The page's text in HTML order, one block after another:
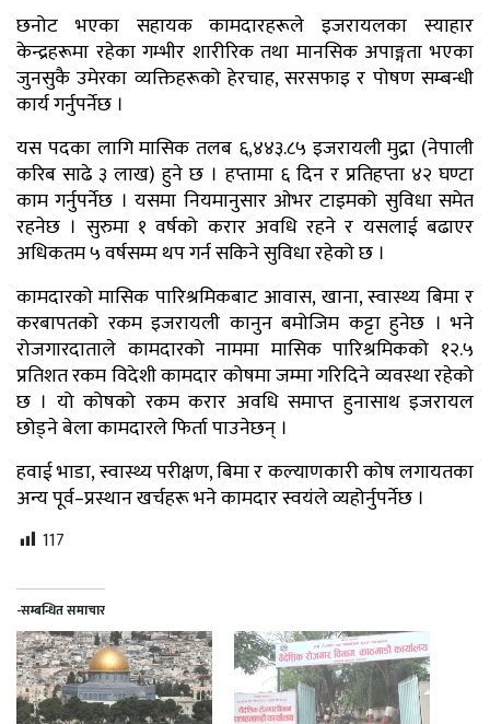
छनोट भएका सहायक कामदारहरूले इजरायलका स्याहार
केन्द्रहरूमा रहेका गम्भीर शारीरिक तथा मानसिक अपाङ्गता भएका
जुनसुकै उमेरका व्यक्तिहरूको हेरचाह, सरसफाइ र पोषण सम्बन्धी
कार्य गर्नुपर्नेछ ।
यस पदका लागि मासिक तलब ६,४४३.८५ इजरायली मुद्रा (नेपाली
करिब साढे ३ लाख) हुने छ । हप्तामा ६ दिन र प्रतिहप्ता ४२ घण्टा
काम गर्नुपर्नेछ । यसमा नियमानुसार ओभर टाइमको सुविधा समेत
रहनेछ । सुरुमा १ वर्षको करार अवधि रहने र यसलाई बढाएर
अधिकतम ५ वर्षसम्म थप गर्न सकिने सुविधा रहेको छ ।
कामदारको मासिक पारिश्रमिकबाट आवास, खाना, स्वास्थ्य बिमा र
करबापतको रकम इजरायली कानुन बमोजिम कट्टा हुनेछ । भने
रोजगारदाताले कामदारको नाममा मासिक पारिश्रमिकको १२.५
प्रतिशत रकम विदेशी कामदार कोषमा जम्मा गरिदिने व्यवस्था रहेको
छ । यो कोषको रकम करार अवधि समाप्त हुनासाथ इजरायल
छोड्ने बेला कामदारले फिर्ता पाउनेछन् ।
हवाई भाडा, स्वास्थ्य परीक्षण, बिमा र कल्याणकारी कोष लगायतका
अन्य पूर्व–प्रस्थान खर्चहरू भने कामदार स्वयंले व्यहोर्नुपर्नेछ ।
117
-सम्बन्धित समाचार